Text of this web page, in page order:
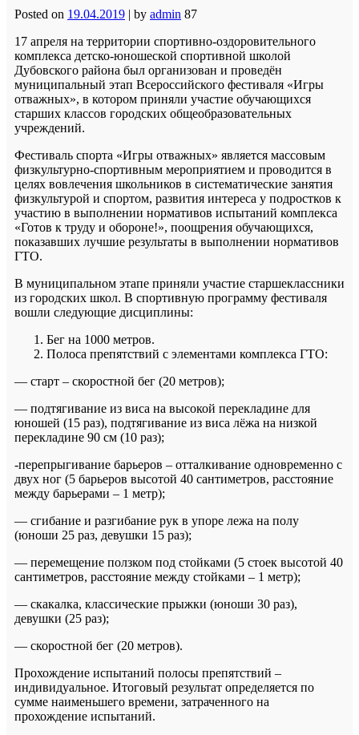
Posted on 19.04.2019 | by admin 87
17 апреля на территории спортивно-оздоровительного
комплекса детско-юношеской спортивной школой
Дубовского района был организован и проведён
муниципальный этап Всероссийского фестиваля «Игры
отважных», в котором приняли участие обучающихся
старших классов городских общеобразовательных
учреждений.
Фестиваль спорта «Игры отважных» является массовым
физкультурно-спортивным мероприятием и проводится в
целях вовлечения школьников в систематические занятия
физкультурой и спортом, развития интереса у подростков к
участию в выполнении нормативов испытаний комплекса
«Готов к труду и обороне!», поощрения обучающихся,
показавших лучшие результаты в выполнении нормативов
ГТО.
В муниципальном этапе приняли участие старшеклассники
из городских школ. В спортивную программу фестиваля
вошли следующие дисциплины:
Бег на 1000 метров.
Полоса препятствий с элементами комплекса ГТО:
— старт – скоростной бег (20 метров);
— подтягивание из виса на высокой перекладине для
юношей (15 раз), подтягивание из виса лёжа на низкой
перекладине 90 см (10 раз);
-перепрыгивание барьеров – отталкивание одновременно с
двух ног (5 барьеров высотой 40 сантиметров, расстояние
между барьерами – 1 метр);
— сгибание и разгибание рук в упоре лежа на полу
(юноши 25 раз, девушки 15 раз);
— перемещение ползком под стойками (5 стоек высотой 40
сантиметров, расстояние между стойками – 1 метр);
— скакалка, классические прыжки (юноши 30 раз),
девушки (25 раз);
— скоростной бег (20 метров).
Прохождение испытаний полосы препятствий –
индивидуальное. Итоговый результат определяется по
сумме наименьшего времени, затраченного на
прохождение испытаний.